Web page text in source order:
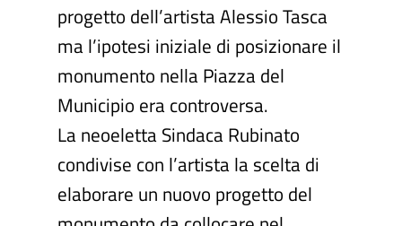
progetto dell’artista Alessio Tasca
ma l’ipotesi iniziale di posizionare il
monumento nella Piazza del
Municipio era controversa.
La neoeletta Sindaca Rubinato
condivise con l’artista la scelta di
elaborare un nuovo progetto del